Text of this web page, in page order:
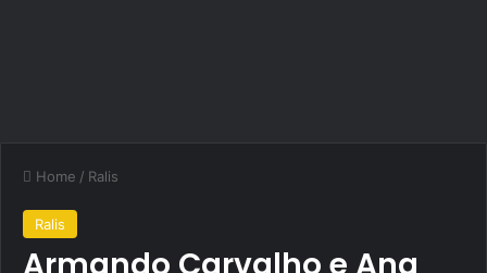
Home / Ralis
Ralis